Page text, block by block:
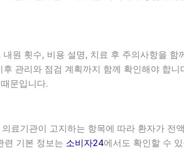
원 횟수, 비용 설명, 치료 후 주의사항을
관리와 점검 계획까지 함께 확인해야 합
문입니다.
료기관이 고지하는 항목에 따라 환자가
련 기본 정보는 소비자24에서도 확인할 수